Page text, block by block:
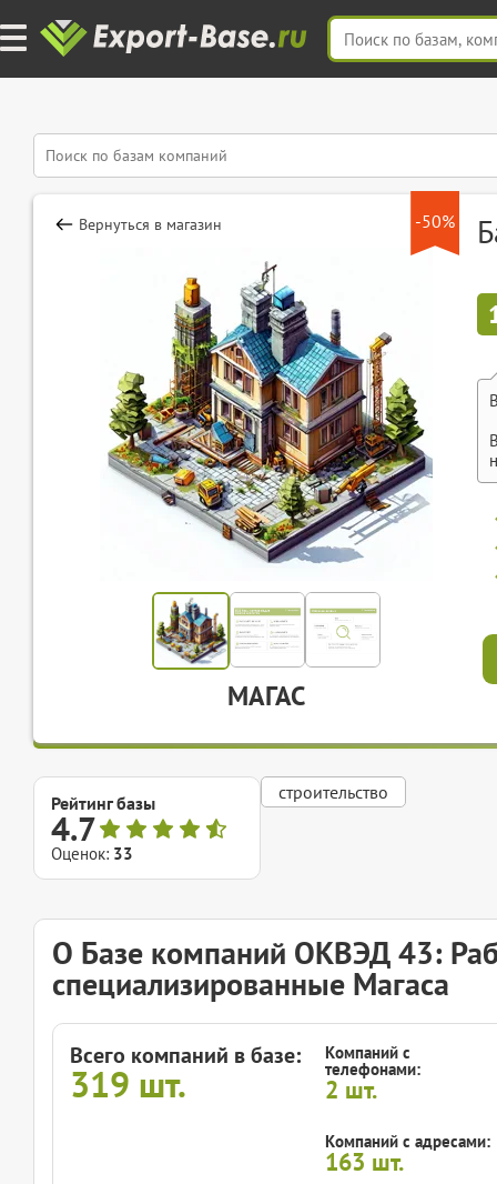
-50%
Вернуться в магазин
МАГАС
Рейтинг базы
4.7
Оценок: 33
строительство
О Базе компаний ОКВЭД 43:
специализированные Магаса
Всего компаний в базе:
319 шт.
Компаний с
телефонами:
2 шт.
Компаний с адресами:
163 шт.